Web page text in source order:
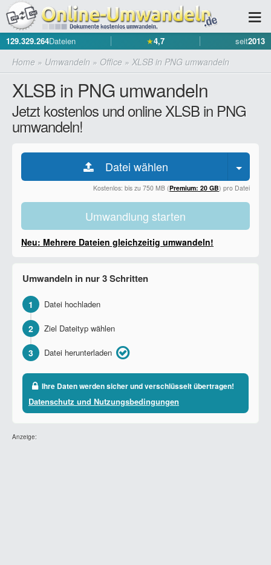
129.329.264Dateien ★4,7 seit2013
Home » Umwandeln » Office » XLSB in PNG umwandeln
XLSB in PNG umwandeln
Jetzt kostenlos und online XLSB in PNG
umwandeln!
Datei wählen
Kostenlos: bis zu 750 MB (Premium: 20 GB) pro Datei
Umwandlung starten
Neu: Mehrere Dateien gleichzeitig umwandeln!
Umwandeln in nur 3 Schritten
1 Datei hochladen
2 Ziel Dateityp wählen
3 Datei herunterladen
Ihre Daten werden sicher und verschlüsselt übertragen!
Datenschutz und Nutzungsbedingungen
Anzeige: